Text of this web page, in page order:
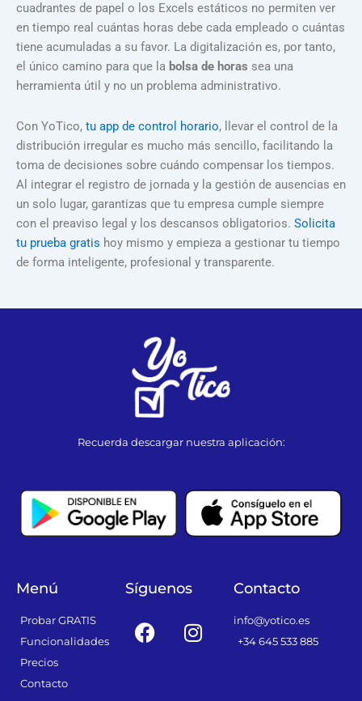
cuadrantes de papel o los Excels estáticos no permiten ver
en tiempo real cuántas horas debe cada empleado o cuántas
tiene acumuladas a su favor. La digitalización es, por tanto,
el único camino para que la bolsa de horas sea una
herramienta útil y no un problema administrativo.
Con YoTico, tu app de control horario, llevar el control de la
distribución irregular es mucho más sencillo, facilitando la
toma de decisiones sobre cuándo compensar los tiempos.
Al integrar el registro de jornada y la gestión de ausencias en
un solo lugar, garantizas que tu empresa cumple siempre
con el preaviso legal y los descansos obligatorios. Solicita
tu prueba gratis hoy mismo y empieza a gestionar tu tiempo
de forma inteligente, profesional y transparente.
Recuerda descargar nuestra aplicación:
Menú
Probar GRATIS
Funcionalidades
Precios
Contacto
Síguenos
F
a
I
n
Contacto
info@yotico.es
+34 645 533 885